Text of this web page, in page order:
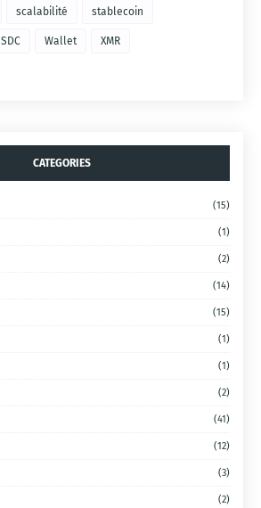
scalabilité stablecoin
Wallet XMR
CATEGORIES
(15)
(1)
(2)
(14)
(15)
(1)
(1)
(2)
(41)
(12)
(3)
(2)